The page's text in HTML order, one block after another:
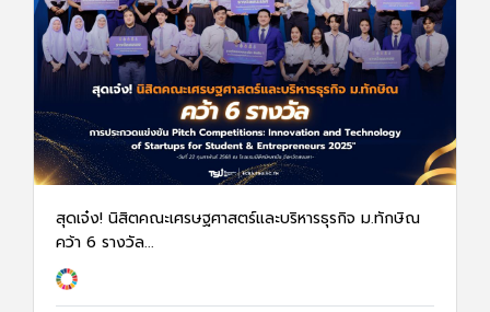
สุดเจ๋ง! นิสิตคณะเศรษฐศาสตร์และบริหารธุรกิจ ม.ทักษิณ
คว้า 6 รางวัล...